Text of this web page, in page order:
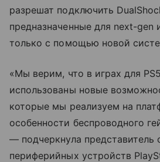
разрешат подключить
предназначенные для next-gen
только с помощью новой
«Мы верим, что в играх для
использованы новые
которые мы реализуем на
особенности беспроводного
— подчеркнула представитель
периферийных устройств